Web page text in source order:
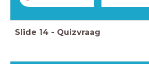
Slide 14 - Quizvraag